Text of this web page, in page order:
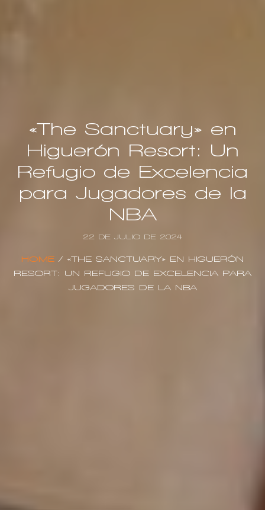
«The Sanctuary» en
Higuerón Resort: Un
Refugio de Excelencia
para Jugadores de la
NBA
22 DE JULIO DE 2024
HOME / «THE SANCTUARY» EN HIGUERÓN
RESORT: UN REFUGIO DE EXCELENCIA PARA
JUGADORES DE LA NBA